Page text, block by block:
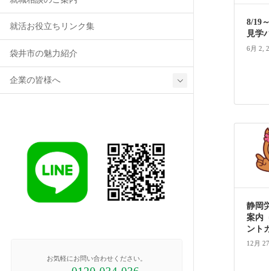
就活お役立ちリンク集
袋井市の魅力紹介
企業の皆様へ
お気軽にお問い合わせください。
8/19
見学
6月 2,
静岡
案内
ント
12月